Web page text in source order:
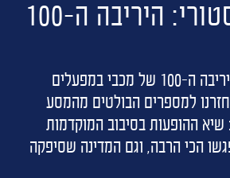
ציון דרך היסטורי: היריבה ה-100
צסק"א סופיה תהיה היריבה ה-100 של מכבי במפעלים
חזרנו למספרים הבולטים מהמסע
שיא ההופעות בסיבוב המוקדמות
הכי הרבה, וגם המדינה שסיפקה